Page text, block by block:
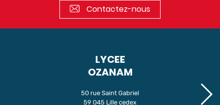
Contactez-nous
LYCEE
OZANAM
50 rue Saint Gabriel
59 045 Lille cedex